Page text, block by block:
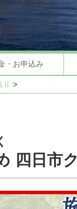
・お申込み
Ⅱ >
四日市